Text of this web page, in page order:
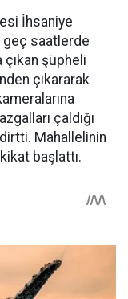
İhsaniye
geç saatlerde
çıkan şüpheli
çıkararak
çaldığı
Mahallelinin
başlattı.